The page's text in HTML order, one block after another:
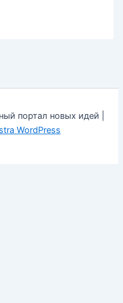
портал новых идей |
WordPress